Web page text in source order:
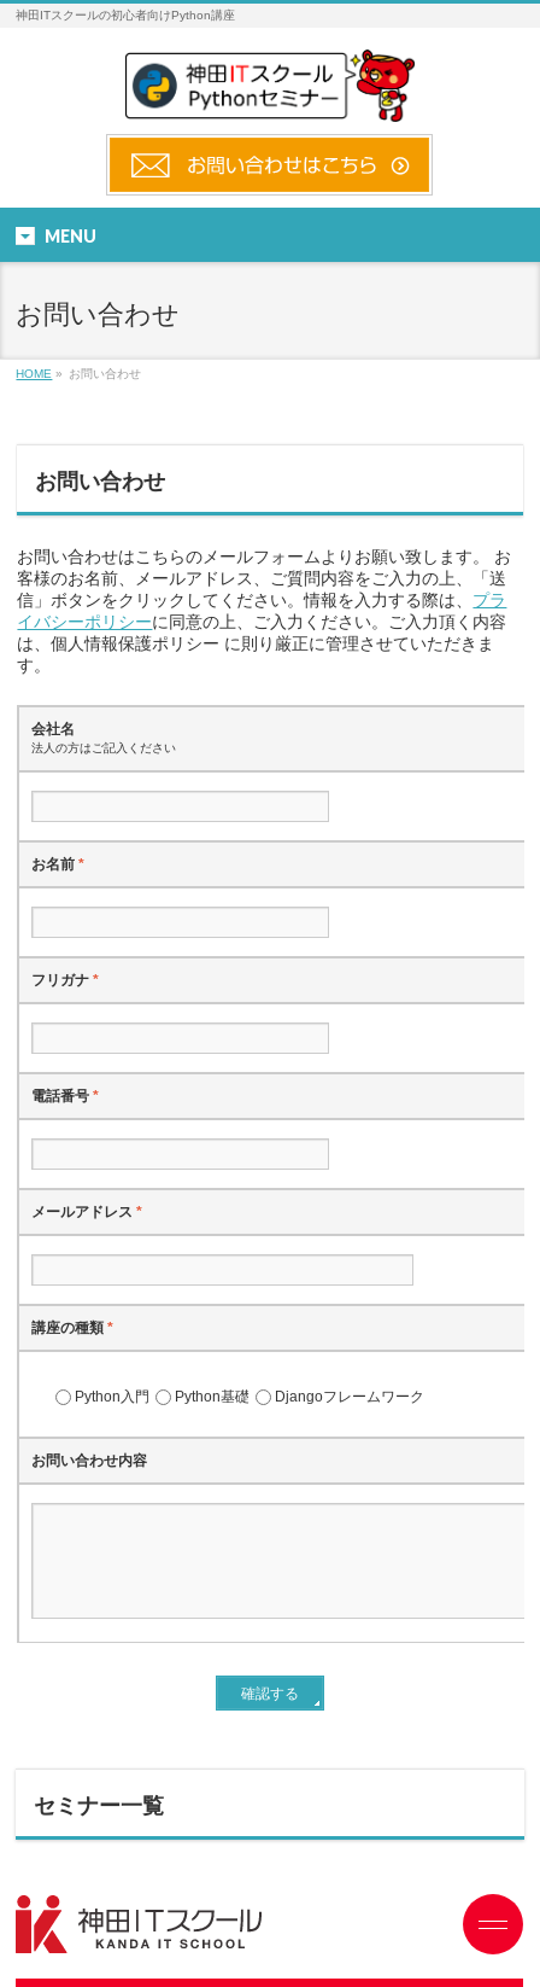
神田ITスクールの初心者向けPython講座
MENU
お問い合わせ
HOME » お問い合わせ
お問い合わせ
お問い合わせはこちらのメールフォームよりお願い致します。 お
客様のお名前、メールアドレス、ご質問内容をご入力の上、「送
信」ボタンをクリックしてください。情報を入力する際は、 プラ
イバシーポリシーに同意の上、ご入力ください。ご入力頂く内容
は、個人情報保護ポリシー に則り厳正に管理させていただきま
す。
会社名
法人の方はご記入ください
お名前 *
フリガナ *
電話番号 *
メールアドレス *
講座の種類 *
Python入門 Python基礎 Djangoフレームワーク
お問い合わせ内容
セミナー一覧